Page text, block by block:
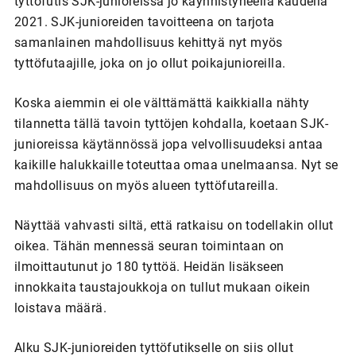
2021. SJK-junioreiden tavoitteena on tarjota
samanlainen mahdollisuus kehittyä nyt myös
tyttöfutaajille, joka on jo ollut poikajunioreilla.
Koska aiemmin ei ole välttämättä kaikkialla nähty
tilannetta tällä tavoin tyttöjen kohdalla, koetaan SJK-
junioreissa käytännössä jopa velvollisuudeksi antaa
kaikille halukkaille toteuttaa omaa unelmaansa. Nyt se
mahdollisuus on myös alueen tyttöfutareilla.
Näyttää vahvasti siltä, että ratkaisu on todellakin ollut
oikea. Tähän mennessä seuran toimintaan on
ilmoittautunut jo 180 tyttöä. Heidän lisäkseen
innokkaita taustajoukkoja on tullut mukaan oikein
loistava määrä.
Alku SJK-junioreiden tyttöfutikselle on siis ollut